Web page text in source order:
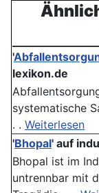
'
lexikon.de
systematische
. . Weiterlesen
'Bhopal' auf
Bhopal ist im
untrennbar mit